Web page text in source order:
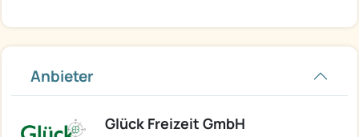
Anbieter
Glück Freizeit GmbH